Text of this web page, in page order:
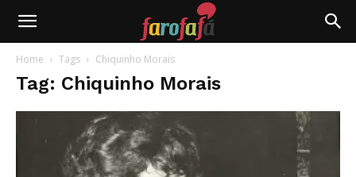
Farofafá
Home Tags Chiquinho Morais
Tag: Chiquinho Morais